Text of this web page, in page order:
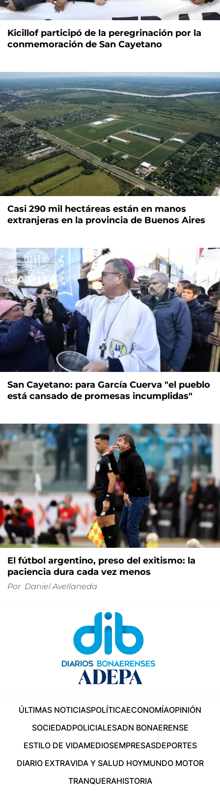
Kicillof participó de la peregrinación por la
conmemoración de San Cayetano
Casi 290 mil hectáreas están en manos
extranjeras en la provincia de Buenos Aires
San Cayetano: para García Cuerva "el pueblo
está cansado de promesas incumplidas"
El fútbol argentino, preso del exitismo: la
paciencia dura cada vez menos
Por Daniel Avellaneda
ÚLTIMAS NOTICIASPOLÍTICAECONOMÍAOPINIÓN
SOCIEDADPOLICIALESADN BONAERENSE
ESTILO DE VIDAMEDIOSEMPRESASDEPORTES
DIARIO EXTRAVIDA Y SALUD HOYMUNDO MOTOR
TRANQUERAHISTORIA